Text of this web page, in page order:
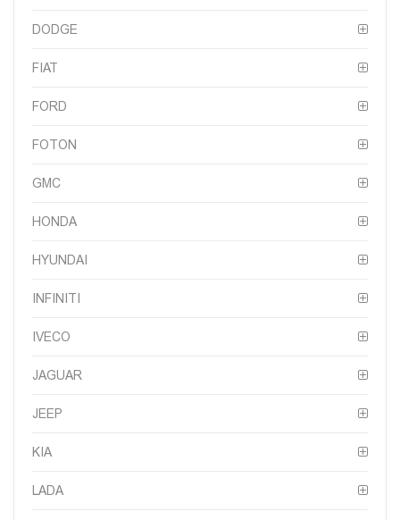
DODGE
FIAT
FORD
FOTON
GMC
HONDA
HYUNDAI
INFINITI
IVECO
JAGUAR
JEEP
KIA
LADA